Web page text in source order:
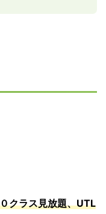
クラス見放題、UTL